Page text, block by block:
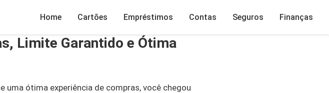
Home Cartões Empréstimos Contas Seguros Finanças
Limite Garantido e Ótima
ótima experiência de compras, você chegou